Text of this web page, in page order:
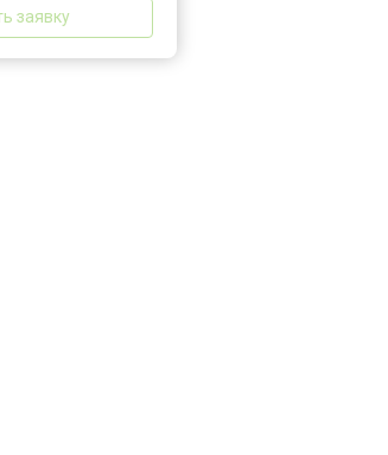
заявку